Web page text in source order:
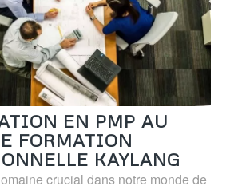
EN PMP AU
FORMATION
KAYLANG
crucial dans notre monde de